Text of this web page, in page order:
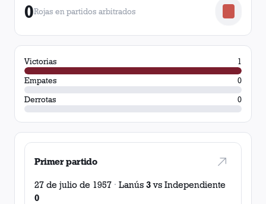
0Rojas en partidos arbitrados
Victorias
1
Empates
0
Derrotas
0
Primer partido
27 de julio de 1957 · Lanús 3vs Independiente
0